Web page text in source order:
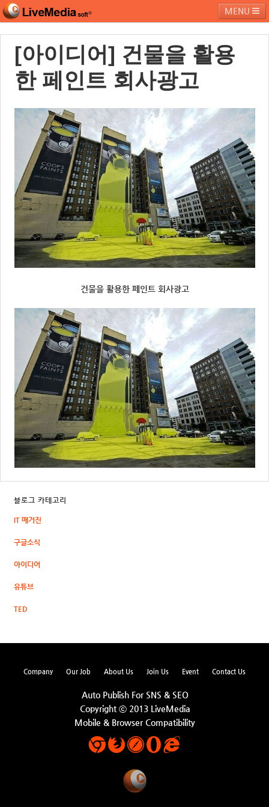
MENU
라이브미디어소프트 제품 및 서비스 블로그 커뮤니티
페밀리 사이트
[아이디어] 건물을 활용
한 페인트 회사광고
건물을 활용한 페인트 회사광고
블로그 카테고리
IT 매거진
구글소식
아이디어
유튜브
TED
Company Our Job About Us Join Us Event Contact Us
Auto Publish For SNS & SEO
Copyright ⓒ 2013 LiveMedia
Mobile & Browser Compatibility